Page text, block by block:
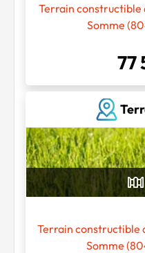
Terrain constructible
Somme
77
Terrain constructible
Somme